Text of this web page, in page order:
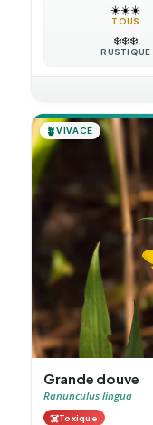
☀️☀️☀️
TOUS
❄️❄️❄️
RUSTIQUE
🪴VIVACE
Grande douve
Ranunculus lingua
☠️Toxique